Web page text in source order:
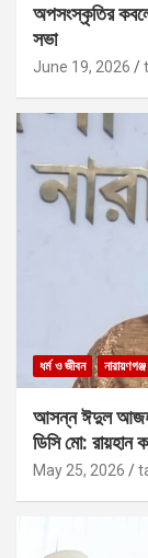
অপসংস্কৃতির
সভা
June 19, 2026
ধর্ম ও জীবন নারায়ণগঞ্জ
আসন্ন ঈদুল আজহায়
ডিসি মো: রায়হান
May 25, 2026